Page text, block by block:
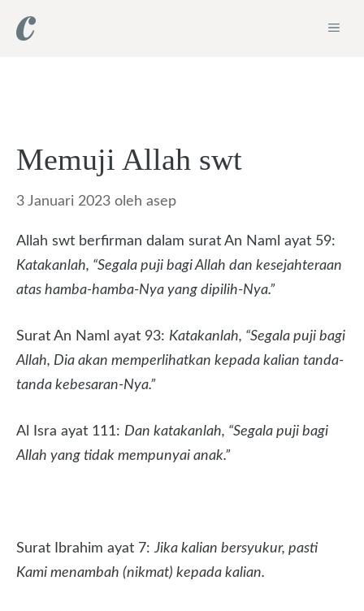
Memuji Allah swt
3 Januari 2023 oleh asep
Allah swt berfirman dalam surat An Naml ayat 59:
Katakanlah, “Segala puji bagi Allah dan kesejahteraan
atas hamba-hamba-Nya yang dipilih-Nya.”
Surat An Naml ayat 93: Katakanlah, “Segala puji bagi
Allah, Dia akan memperlihatkan kepada kalian tanda-
tanda kebesaran-Nya.”
Al Isra ayat 111: Dan katakanlah, “Segala puji bagi
Allah yang tidak mempunyai anak.”
Surat Ibrahim ayat 7:Jika kalian bersyukur, pasti
Kami menambah (nikmat) kepada kalian.